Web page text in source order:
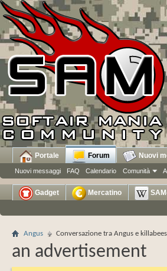
Portale Forum
Nuovi messaggi FAQ Calendario Comunità
Nuovi
Gadget Mercatino
Angus Conversazione tra Angus e killabees
an advertisement